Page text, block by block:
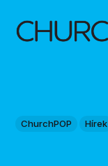
ChurchPOP Hírek